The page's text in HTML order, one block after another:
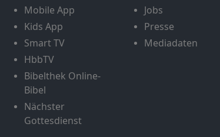
Mobile App
Kids App
Smart TV
HbbTV
Bibelthek Online-
Bibel
Nächster
Gottesdienst
Jobs
Presse
Mediadaten